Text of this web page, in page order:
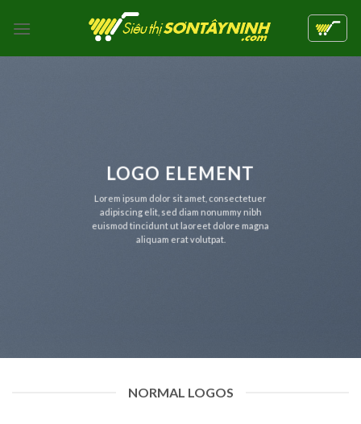
LOGO ELEMENT
Lorem ipsum dolor sit amet, consectetuer
adipiscing elit, sed diam nonummy nibh
euismod tincidunt ut laoreet dolore magna
aliquam erat volutpat.
NORMAL LOGOS